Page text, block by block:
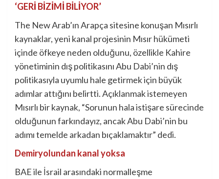
‘GERİ BİZİMİ BİLİYOR’
The New Arab’ın Arapça sitesine konuşan Mısırlı
kaynaklar, yeni kanal projesinin Mısır hükümeti
içinde öfkeye neden olduğunu, özellikle Kahire
yönetiminin dış politikasını Abu Dabi’nin dış
politikasıyla uyumlu hale getirmek için büyük
adımlar attığını belirtti. Açıklanmak istemeyen
Mısırlı bir kaynak, “Sorunun hala istişare sürecinde
olduğunun farkındayız, ancak Abu Dabi’nin bu
adımı temelde arkadan bıçaklamaktır” dedi.
Demiryolundan kanal yoksa
BAE ile İsrail arasındaki normalleşme